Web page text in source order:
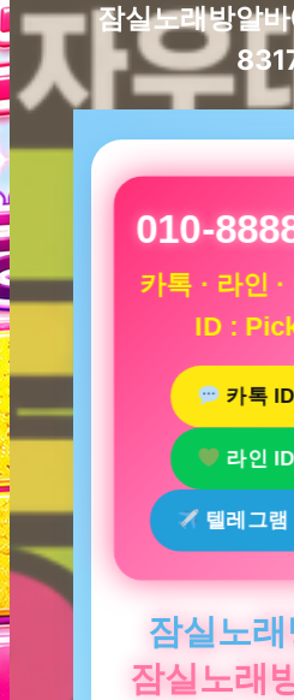
잠실노래방알
010-
카톡 · 라인
ID :
카톡
라인
텔레그램
잠실노
잠실노래